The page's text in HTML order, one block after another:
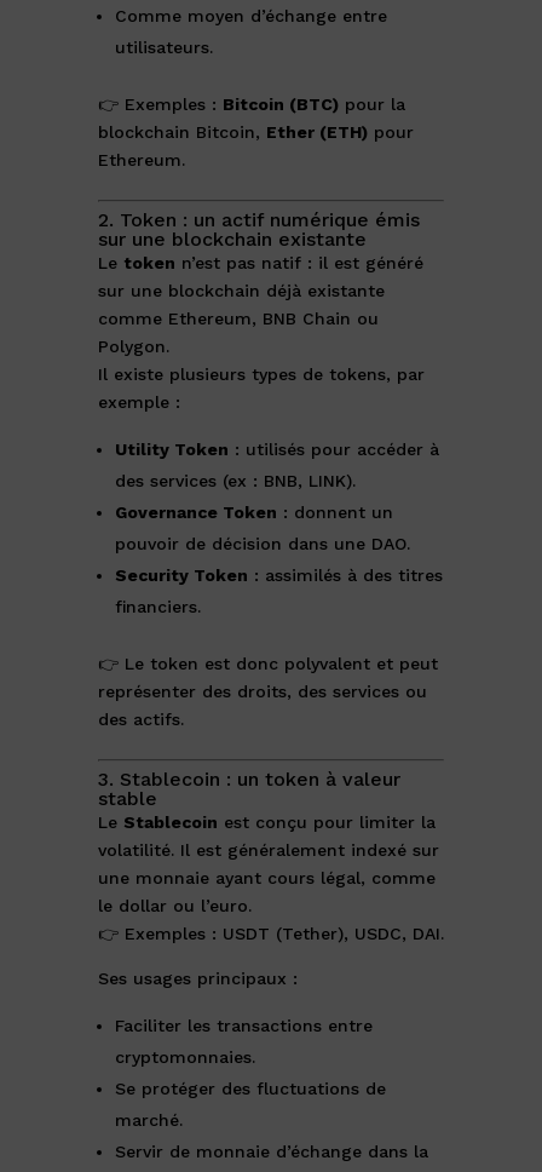
Comme moyen d’échange entre
utilisateurs.
👉 Exemples : Bitcoin (BTC)pour la
blockchain Bitcoin, Ether (ETH)pour
Ethereum.
2. Token : un actif numérique émis
sur une blockchain existante
Le token n’est pas natif : il est généré
sur une blockchain déjà existante
comme Ethereum, BNB Chain ou
Polygon.
Il existe plusieurs types de tokens, par
exemple :
Utility Token : utilisés pour accéder à
des services (ex : BNB, LINK).
Governance Token : donnent un
pouvoir de décision dans une DAO.
Security Token : assimilés à des titres
financiers.
👉 Le token est donc polyvalent et peut
représenter des droits, des services ou
des actifs.
3. Stablecoin : un token à valeur
stable
Le Stablecoin est conçu pour limiter la
volatilité. Il est généralement indexé sur
une monnaie ayant cours légal, comme
le dollar ou l’euro.
👉 Exemples : USDT (Tether), USDC, DAI.
Ses usages principaux :
Faciliter les transactions entre
cryptomonnaies.
Se protéger des fluctuations de
marché.
Servir de monnaie d’échange dans la